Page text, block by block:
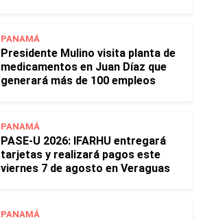
PANAMÁ
Presidente Mulino visita planta de
medicamentos en Juan Díaz que
generará más de 100 empleos
PANAMÁ
PASE-U 2026: IFARHU entregará
tarjetas y realizará pagos este
viernes 7 de agosto en Veraguas
PANAMÁ